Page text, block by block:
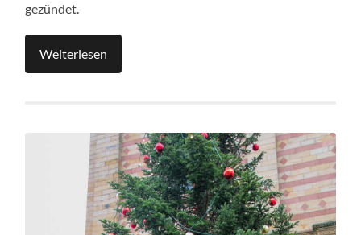
gezündet.
Weiterlesen